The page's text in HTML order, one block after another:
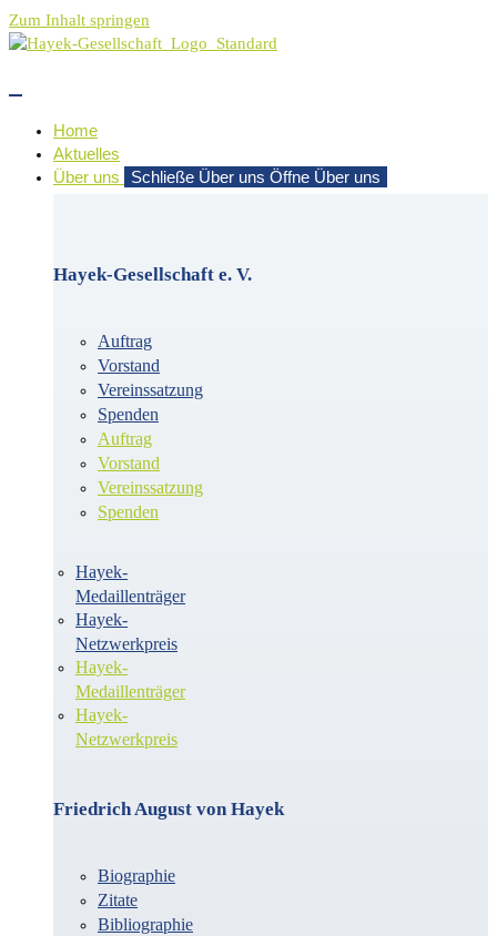
Zum Inhalt springen
Home
Aktuelles
Über uns
Schließe Über uns Öffne Über uns
Hayek-Gesellschaft e. V.
Auftrag
Vorstand
Vereinssatzung
Spenden
Auftrag
Vorstand
Vereinssatzung
Spenden
Hayek-
Medaillenträger
Hayek-
Netzwerkpreis
Hayek-
Medaillenträger
Hayek-
Netzwerkpreis
Friedrich August von Hayek
Biographie
Zitate
Bibliographie